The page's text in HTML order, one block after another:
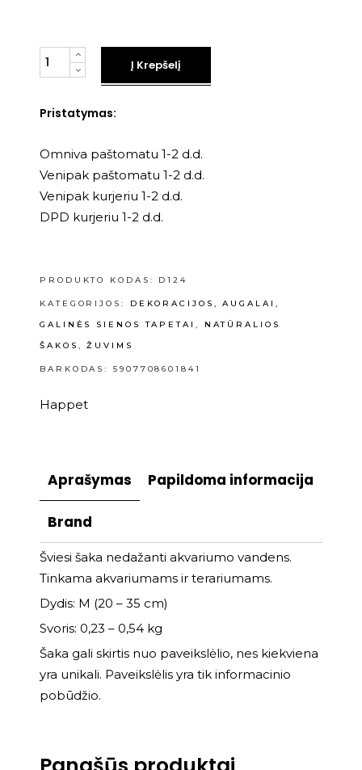
Kiekis
Į Krepšelį
Pristatymas:
Omniva paštomatu 1-2 d.d.
Venipak paštomatu 1-2 d.d.
Venipak kurjeriu 1-2 d.d.
DPD kurjeriu 1-2 d.d.
PRODUKTO KODAS: D124
KATEGORIJOS: DEKORACIJOS, AUGALAI,
GALINĖS SIENOS TAPETAI ,
NATŪRALIOS
ŠAKOS ,ŽUVIMS
BARKODAS: 5907708601841
Happet
Aprašymas Papildoma informacija
Brand
Šviesi šaka nedažanti akvariumo vandens.
Tinkama akvariumams ir terariumams.
Dydis: M (20 – 35 cm)
Svoris: 0,23 – 0,54 kg
Šaka gali skirtis nuo paveikslėlio, nes kiekviena
yra unikali. Paveikslėlis yra tik informacinio
pobūdžio.